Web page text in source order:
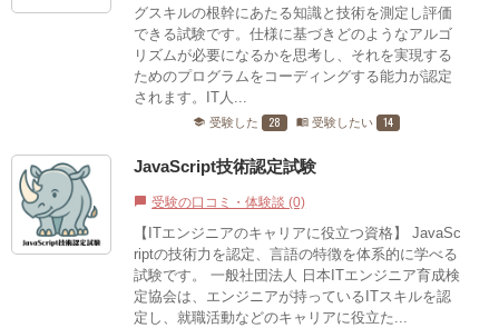
グスキルの根幹にあたる知識と技術を測定し評価
できる試験です。仕様に基づきどのようなアルゴ
リズムが必要になるかを思考し、それを実現する
ためのプログラムをコーディングする能力が認定
されます。IT人...
school 受験した 28 menu_book 受験したい 14
JavaScript技術認定試験
chat_bubble 受験の口コミ・体験談 (0)
【ITエンジニアのキャリアに役立つ資格】 JavaSc
riptの技術力を認定、言語の特徴を体系的に学べる
試験です。 一般社団法人 日本ITエンジニア育成検
定協会は、エンジニアが持っているITスキルを認
定し、就職活動などのキャリアに役立た...